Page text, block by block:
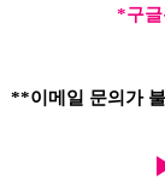
*구글
**이메일 문의가